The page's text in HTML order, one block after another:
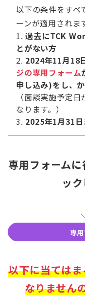
以下の条件をすべ
ーンが適用されま
過去にTCK
とがない方
2024年11月18
ジの専用フォーム
申し込み)をし、
（面談実施予定
なります。）
2025年1月31
専用フォーム
ッ
専
以下に当ては
なりません